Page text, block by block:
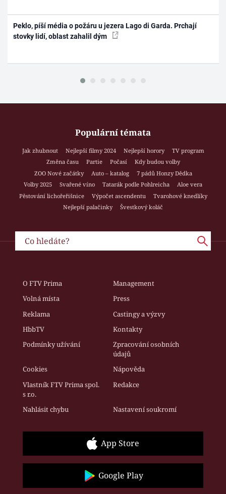
Peklo, píší média o požáru u jezera Lago di Garda. Prchají
stovky lidí, oblast zahalil dým
Populární témata
Jak zhubnout Nejlepší filmy 2024 Nejlepší horory
TV program
Změna času
Partie Počasí
Kdy budou volby
ZOO Nové začátky
Auto – katalog
7 pádů Honzy Dědka
Volby 2025
Svařené víno Tatarák podle Pohlreicha
Aloe vera
Pěstování lichořeřišnice
Výpočet ascendentu
Tvarohové knedlíky
Nejlepší palačinky
Švestkový koláč
O FTV Prima
Management
Volná místa
Press
Reklama
Castingy a výzvy
HbbTV
Kontakty
Podmínky užívání
Zpracování osobních
údajů
Cookies
Nápověda
Vlastník FTV Prima spol.
s r.o.
Redakce
Nahlásit chybu Nastavení soukromí
App Store
Google Play